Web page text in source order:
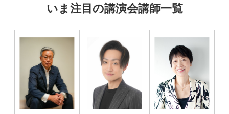
いま注目の講演会講師一覧